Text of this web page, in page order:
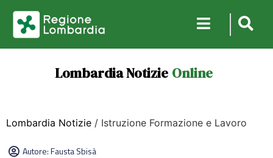
Lombardia Notizie Online
Lombardia Notizie / Istruzione Formazione e Lavoro
Autore:Fausta Sbisà